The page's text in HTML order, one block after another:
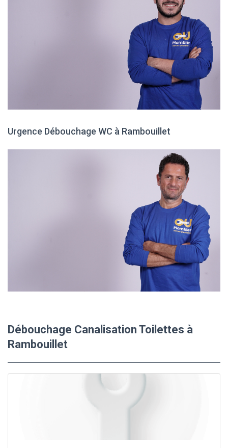
Urgence Débouchage WC à Rambouillet
Débouchage Canalisation Toilettes à
Rambouillet